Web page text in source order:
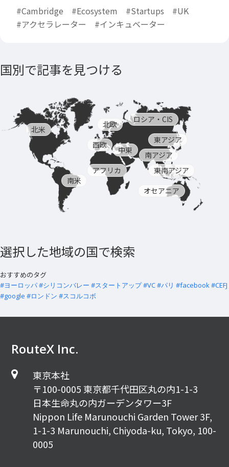
#Cambridge #Ecosystem #Startups
#UK
#アクセラレーター
#インキュベーター
国別で記事を見つける
北米
南米
西欧
北欧
アフリカ
中東
ロシア・CIS
東アジア
南アジア
東南アジア
オセアニア
選択した地域の国で検索
おすすめのタグ
#ヨーロッパ#シリコンバレー #スタートアップ#VC#パリ #facebook#CEFJ
#google #ロンドン #スコルコボ
RouteX Inc.
東京本社
〒100-0005 東京都千代田区丸の内1-1-3
日本生命丸の内ガーデンタワー3F
Nippon Life Marunouchi Garden Tower 3F,
1-1-3 Marunouchi, Chiyoda-ku, Tokyo, 100-
0005